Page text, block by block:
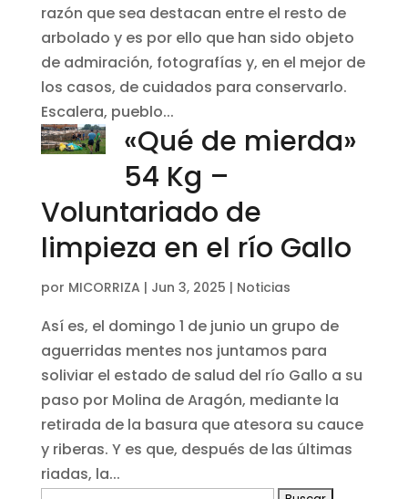
razón que sea destacan entre el resto de
arbolado y es por ello que han sido objeto
de admiración, fotografías y, en el mejor de
los casos, de cuidados para conservarlo.
Escalera, pueblo...
«Qué de mierda»
54 Kg –
Voluntariado de
limpieza en el río Gallo
por MICORRIZA | Jun 3, 2025 | Noticias
Así es, el domingo 1 de junio un grupo de
aguerridas mentes nos juntamos para
soliviar el estado de salud del río Gallo a su
paso por Molina de Aragón, mediante la
retirada de la basura que atesora su cauce
y riberas. Y es que, después de las últimas
riadas, la...